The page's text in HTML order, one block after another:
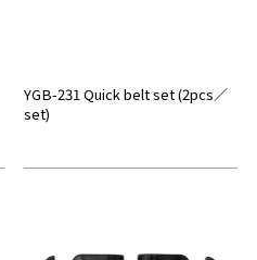
YGB-231 Quick belt set (2pcs／
set)